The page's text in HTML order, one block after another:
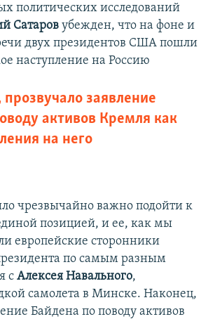
720p 1080p
720p
1080p
политических исследований
Сатаров убежден, что на фоне и
двух президентов США пошли
наступление на Россию
заявление
активов Кремля как
на него
чрезвычайно важно подойти к
позицией, и ее, как мы
европейские сторонники
по самым разным
с Алексея Навального,
самолета в Минске. Наконец,
Байдена по поводу активов